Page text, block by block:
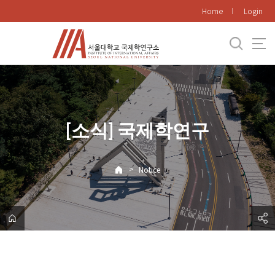
로
메
뉴
Home Login
[소식] 국제학연구
> Notice